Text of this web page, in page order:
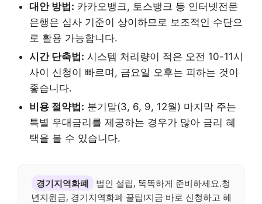
대안 방법: 카카오뱅크, 토스뱅크 등 인터넷전문
은행은 심사 기준이 상이하므로 보조적인 수단으
로 활용 가능합니다.
시간 단축법: 시스템 처리량이 적은 오전 10-11시
사이 신청이 빠르며, 금요일 오후는 피하는 것이
좋습니다.
비용 절약법: 분기말(3, 6, 9, 12월) 마지막 주는
특별 우대금리를 제공하는 경우가 많아 금리 혜
택을 볼 수 있습니다.
경기지역화폐
법인 설립, 똑똑하게 준비하세요.청
년지원금, 경기지역화폐 꿀팁!지금 바로 신청하고 혜